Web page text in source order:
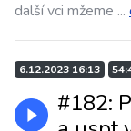
další vci mžeme ...
6.12.2023 16:13
#182: